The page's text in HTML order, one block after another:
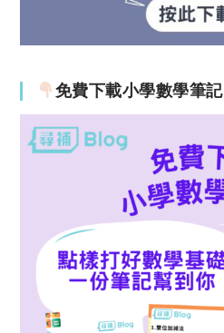
免費下載小學數學筆記